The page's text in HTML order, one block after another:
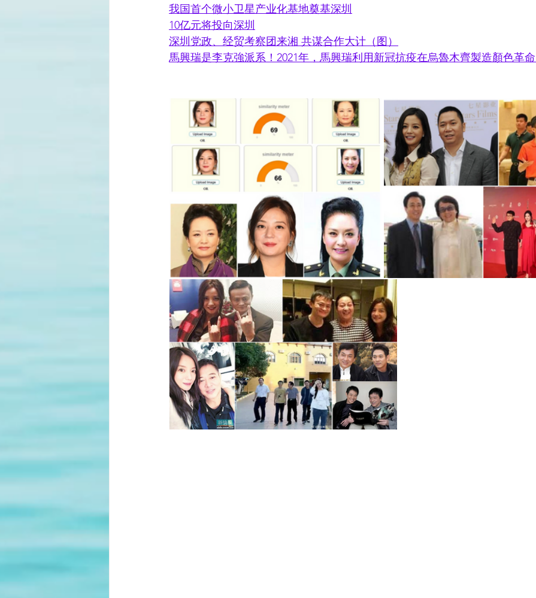
我国首个微小卫星产业化基地奠基深圳
10亿元将投向深圳
深圳党政、经贸考察团来湘 共谋合作大计（图）
馬興瑞是李克強派系！2021年，馬興瑞利用新冠抗疫在烏魯木齊製造顏色革命